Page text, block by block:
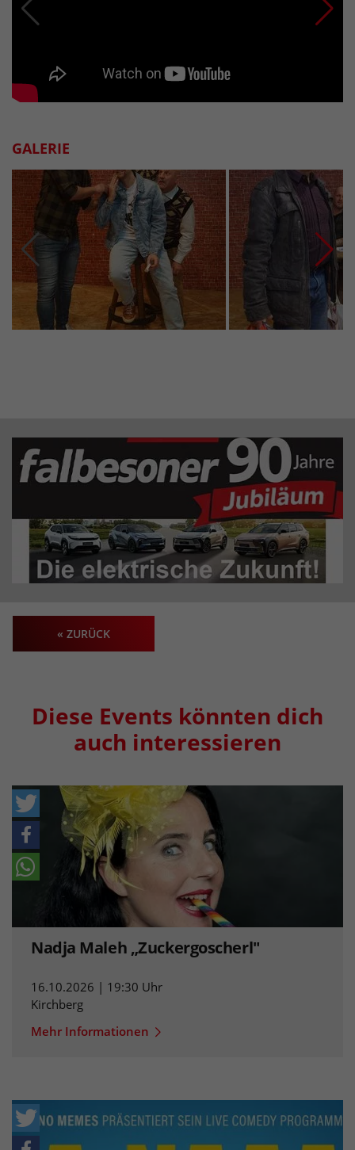
GALERIE
« ZURÜCK
Diese Events könnten dich
auch interessieren
Nadja Maleh „Zuckergoscherl"
16.10.2026 | 19:30 Uhr
Kirchberg
Mehr Informationen